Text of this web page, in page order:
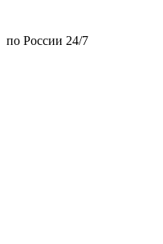
по России 24/7